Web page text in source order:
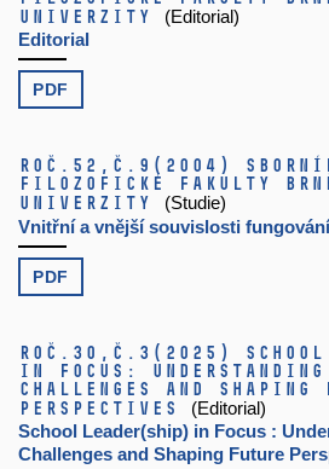
univerzity
(Editorial)
Editorial
PDF
Roč.52, č.9 (2004)
filozofické fakulty
univerzity
(Studie)
Vnitřní a vnější souvislosti
PDF
Roč.30, č.3 (2025)
in Focus:
Challenges and Shaping
Perspectives
(Editorial)
School Leader(ship) in Focus :
Challenges and Shaping Future